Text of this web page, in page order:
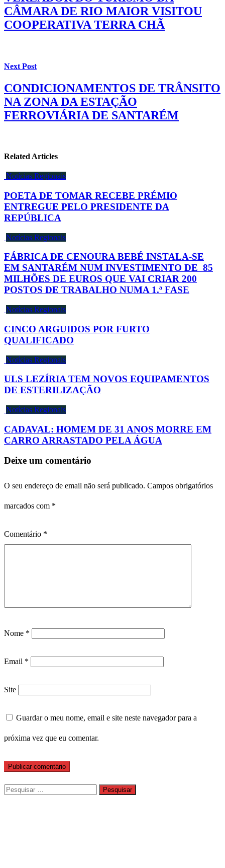
CÂMARA DE RIO MAIOR VISITOU
COOPERATIVA TERRA CHÃ
Next Post
CONDICIONAMENTOS DE TRÂNSITO
NA ZONA DA ESTAÇÃO
FERROVIÁRIA DE SANTARÉM
Related Articles
Notícias Regionais
POETA DE TOMAR RECEBE PRÉMIO
ENTREGUE PELO PRESIDENTE DA
REPÚBLICA
Notícias Regionais
FÁBRICA DE CENOURA BEBÉ INSTALA-SE
EM SANTARÉM NUM INVESTIMENTO DE 85
MILHÕES DE EUROS QUE VAI CRIAR 200
POSTOS DE TRABALHO NUMA 1.ª FASE
Notícias Regionais
CINCO ARGUIDOS POR FURTO
QUALIFICADO
Notícias Regionais
ULS LEZÍRIA TEM NOVOS EQUIPAMENTOS
DE ESTERILIZAÇÃO
Notícias Regionais
CADAVAL: HOMEM DE 31 ANOS MORRE EM
CARRO ARRASTADO PELA ÁGUA
Deixe um comentário
O seu endereço de email não será publicado. Campos obrigatórios
marcados com *
Comentário *
Nome *
Email *
Site
Guardar o meu nome, email e site neste navegador para a
próxima vez que eu comentar.
Pesquisar
por: